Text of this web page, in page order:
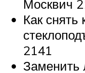
Москвич
Как снять
2141
Заменить